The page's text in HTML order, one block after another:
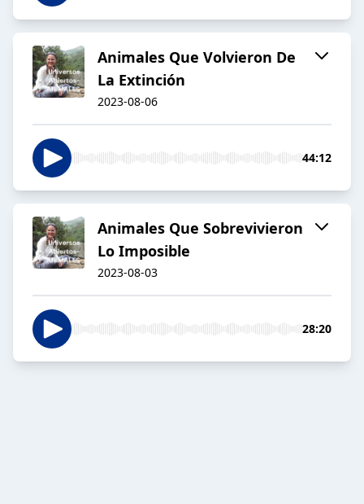
Animales Que Volvieron De
La Extinción
2023-08-06
44:12
Animales Que Sobrevivieron
Lo Imposible
2023-08-03
28:20